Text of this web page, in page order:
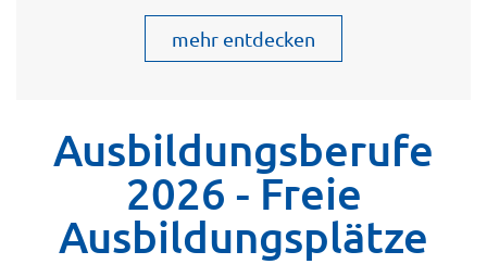
mehr entdecken
Ausbildungsberufe
2026 - Freie
Ausbildungsplätze